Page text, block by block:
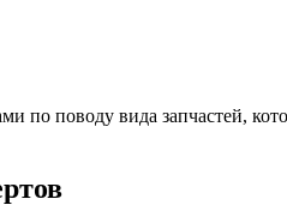
по поводу вида запчастей,